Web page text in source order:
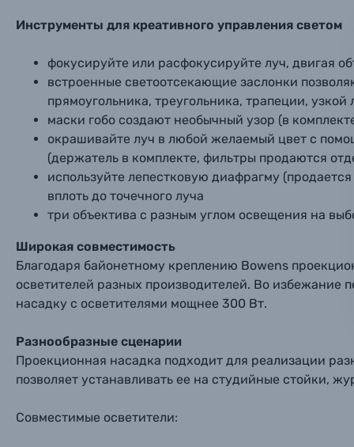
Ваш
Ваш
Аксессуары для фото и видеокамер
Оптические приборы
Электроника
Материалы
Осветительное оборудование
Фоторамки
Книги о фотографии, альбомы известных
Солнцезащитные очки
Вами с
Имя*
Номер
Инструменты для креативного управления светом
фокусируйте или расфокусируйте луч, двигая
встроенные светоотсекающие заслонки
прямоугольника, треугольника, трапеции, узкой
маски гобо создают необычный узор (в
окрашивайте луч в любой желаемый цвет с
(держатель в комплекте, фильтры продаются
используйте лепестковую диафрагму
вплоть до точечного луча
три объектива с разным углом освещения на
Широкая совместимость
Благодаря байонетному креплению Bowens
осветителей разных производителей. Во избежание
насадку с осветителями мощнее 300 Вт.
Разнообразные сценарии
Проекционная насадка подходит для реализации
позволяет устанавливать ее на студийные стойки,
Совместимые осветители:
Ваш